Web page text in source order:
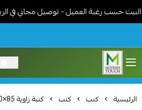
حسب رغبة العميل - توصيل مجاني في الرياض
اثاث مودرن لمسة عصرية
الرئيسية كنب كنب كنبة زاوية 85×180×85×250 سم - أسود